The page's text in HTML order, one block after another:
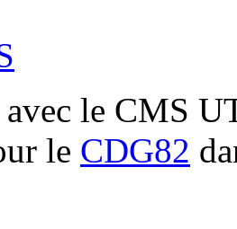
avec le CMS
le CDG82